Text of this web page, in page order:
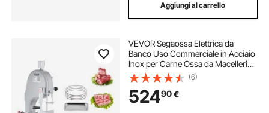
Aggiungi al carrello
VEVOR Segaossa Elettrica da
Banco Uso Commerciale in Acciaio
Inox per Carne Ossa da Macellerie
1500W Produttività max. 300kg/ora,
Macchina Segaossa Elettrica
Spessore di Taglio 4-200mm
Altezza 250mm
(6)
52490€